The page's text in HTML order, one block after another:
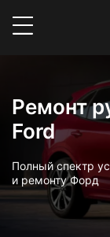
Ремонт
Ford
Полный спектр
и ремонту Форд